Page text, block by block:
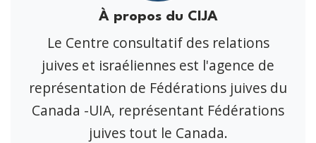
À propos du CIJA
Le Centre consultatif des relations
juives et israéliennes est l'agence de
représentation de Fédérations juives du
Canada -UIA, représentant Fédérations
juives tout le Canada.